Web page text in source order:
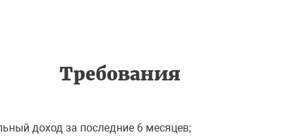
Требования
доход за последние 6 месяцев;